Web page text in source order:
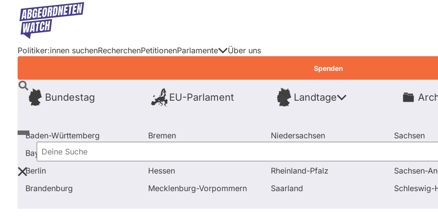
Direkt
Inhalt
Politiker:innen suchenRecherchenPetitionenParlamente
Bundestag EU-Parlament Landtage
Baden-Württemberg
Bayern
Berlin
Brandenburg
Bremen
Hessen
Mecklenburg-Vorpommern
Niedersachsen
Rheinland-Pfalz
Saarland
Sachsen
Sachsen-
Schleswig-
Über uns
Spenden
Deine
Suche
Startseite Bayern Kandidierende